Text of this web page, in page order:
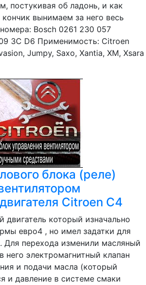
постукивая об ладонь, и как
вынимаем за него весь
Bosch 0261 230 057
3C D6 Применимость: Citroen
Jumpy, Saxo, Xantia, XM, Xsara
блока (реле)
Citroen C4
двигатель который изначально
евро4 , но имел задатки для
Для перехода изменили масляный
него электромагнитный клапан
и подачи масла (который
и давление в системе смаки